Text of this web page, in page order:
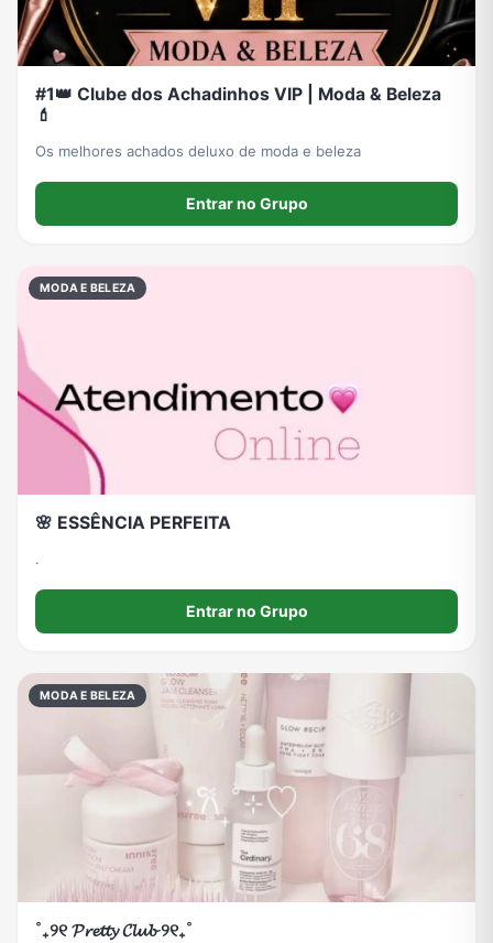
#1👑 Clube dos Achadinhos VIP | Moda & Beleza
💄
Os melhores achados deluxo de moda e beleza
Entrar no Grupo
MODA E BELEZA
🌸 ESSÊNCIA PERFEITA
.
Entrar no Grupo
MODA E BELEZA
˚₊୨୧ 𝓟𝓻𝓮𝓽𝓽𝔂 𝓒𝓵𝓾𝓫 ୨୧₊˚